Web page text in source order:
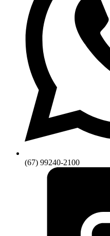
(67) 99240-2100